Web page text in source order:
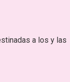
a los y las